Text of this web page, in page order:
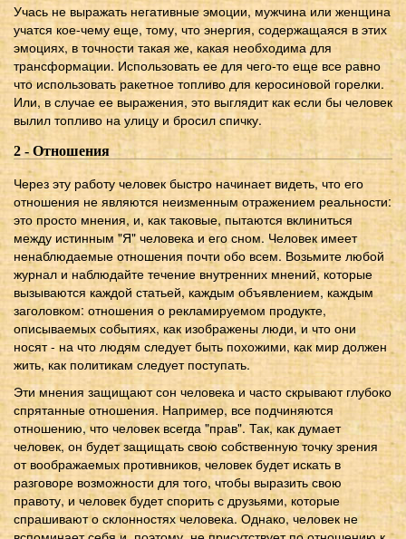
Учась не выражать негативные эмоции, мужчина или женщина
учатся кое-чему еще, тому, что энергия, содержащаяся в этих
эмоциях, в точности такая же, какая необходима для
трансформации. Использовать ее для чего-то еще все равно
что использовать ракетное топливо для керосиновой горелки.
Или, в случае ее выражения, это выглядит как если бы человек
вылил топливо на улицу и бросил спичку.
2 - Отношения
Через эту работу человек быстро начинает видеть, что его
отношения не являются неизменным отражением реальности:
это просто мнения, и, как таковые, пытаются вклиниться
между истинным "Я" человека и его сном. Человек имеет
ненаблюдаемые отношения почти обо всем. Возьмите любой
журнал и наблюдайте течение внутренних мнений, которые
вызываются каждой статьей, каждым объявлением, каждым
заголовком: отношения о рекламируемом продукте,
описываемых событиях, как изображены люди, и что они
носят - на что людям следует быть похожими, как мир должен
жить, как политикам следует поступать.
Эти мнения защищают сон человека и часто скрывают глубоко
спрятанные отношения. Например, все подчиняются
отношению, что человек всегда "прав". Так, как думает
человек, он будет защищать свою собственную точку зрения
от воображаемых противников, человек будет искать в
разговоре возможности для того, чтобы выразить свою
правоту, и человек будет спорить с друзьями, которые
спрашивают о склонностях человека. Однако, человек не